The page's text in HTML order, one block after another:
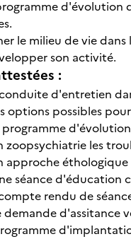
d'évolution
le milieu de vie
son activité.
:
d'entretien
options possibles
programme
zoopsychiatrie les
approche
séance d'éducation
rendu de
demande d'assitance